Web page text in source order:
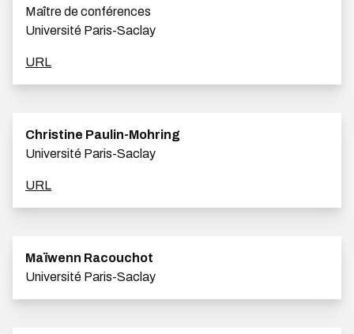
Maître de conférences
Université Paris-Saclay
URL
Christine Paulin-Mohring
Université Paris-Saclay
URL
Maïwenn Racouchot
Université Paris-Saclay